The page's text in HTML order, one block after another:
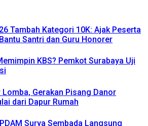
Tambah Kategori 10K: Ajak Peserta
Santri dan Guru Honorer
KBS? Pemkot Surabaya Uji
Lomba, Gerakan Pisang Danor
dari Dapur Rumah
Surya Sembada Langsung